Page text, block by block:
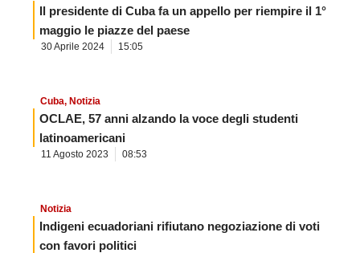
Il presidente di Cuba fa un appello per riempire il 1°
maggio le piazze del paese
30 Aprile 2024 15:05
Cuba, Notizia
OCLAE, 57 anni alzando la voce degli studenti
latinoamericani
11 Agosto 2023 08:53
Notizia
Indigeni ecuadoriani rifiutano negoziazione di voti
con favori politici